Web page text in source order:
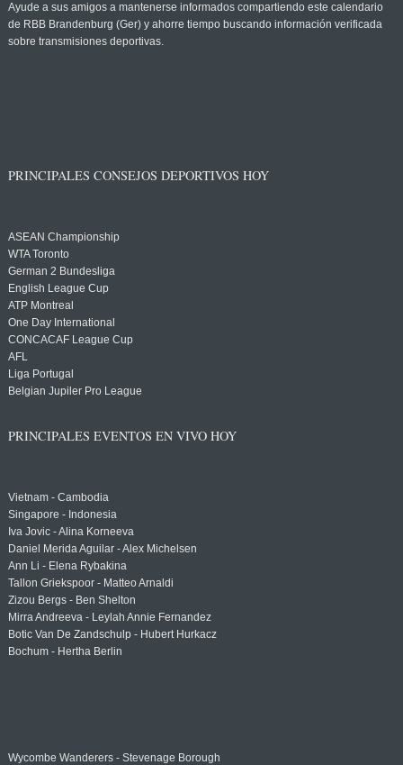
Ayude a sus amigos a mantenerse informados compartiendo este calendario
de RBB Brandenburg (Ger) y ahorre tiempo buscando información verificada
sobre transmisiones deportivas.
PRINCIPALES CONSEJOS DEPORTIVOS HOY
ASEAN Championship
WTA Toronto
German 2 Bundesliga
English League Cup
ATP Montreal
One Day International
CONCACAF League Cup
AFL
Liga Portugal
Belgian Jupiler Pro League
PRINCIPALES EVENTOS EN VIVO HOY
Vietnam - Cambodia
Singapore - Indonesia
Iva Jovic - Alina Korneeva
Daniel Merida Aguilar - Alex Michelsen
Ann Li - Elena Rybakina
Tallon Griekspoor - Matteo Arnaldi
Zizou Bergs - Ben Shelton
Mirra Andreeva - Leylah Annie Fernandez
Botic Van De Zandschulp - Hubert Hurkacz
Bochum - Hertha Berlin
Wycombe Wanderers - Stevenage Borough